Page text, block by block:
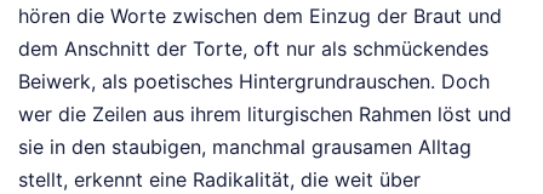
hören die Worte zwischen dem Einzug der Braut und
dem Anschnitt der Torte, oft nur als schmückendes
Beiwerk, als poetisches Hintergrundrauschen. Doch
wer die Zeilen aus ihrem liturgischen Rahmen löst und
sie in den staubigen, manchmal grausamen Alltag
stellt, erkennt eine Radikalität, die weit über